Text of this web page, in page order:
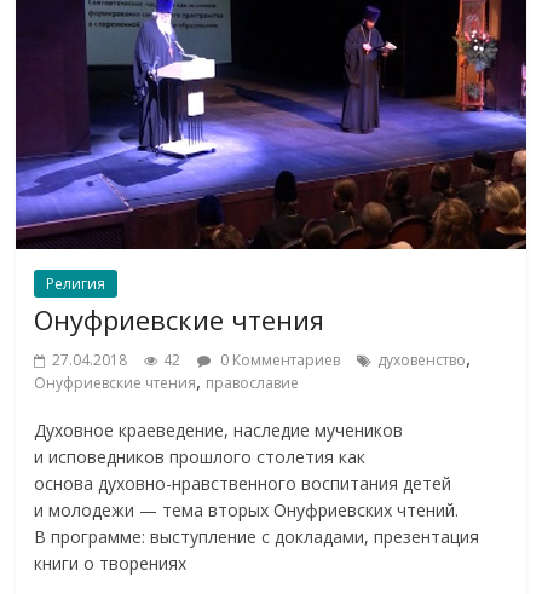
Религия
Онуфриевские чтения
27.04.2018 42 0 Комментариев духовенство,
Онуфриевские чтения, православие
Духовное краеведение, наследие мучеников
и исповедников прошлого столетия как
основа духовно-нравственного воспитания детей
и молодежи — тема вторых Онуфриевских чтений.
В программе: выступление с докладами, презентация
книги о творениях